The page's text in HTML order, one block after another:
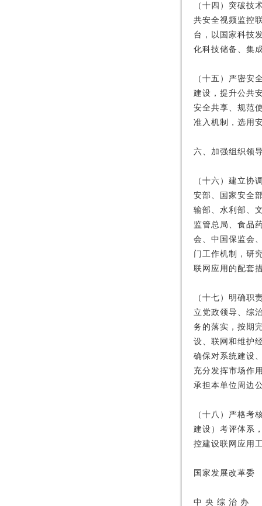
（十四）突破技
共安全视频监控
台，以国家科技
化科技储备、集
（十五）严密安
建设，提升公共
安全共享、规范
准入机制，选用
六、加强组织领
（十六）建立协
安部、国家安全
输部、水利部、
监管总局、食品
会、中国保监会
门工作机制，研
联网应用的配套
（十七）明确职
立党政领导、综
务的落实，按期
设、联网和维护
确保对系统建设
充分发挥市场作
承担本单位周边
（十八）严格考
建设）考评体系
控建设联网应用
国家发展改革委
中 央 综 治 办